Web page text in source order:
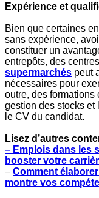
Expérience et
Bien que certaines
sans expérience,
constituer un
entrepôts, des
supermarchés peut
nécessaires pour
outre, des
gestion des stocks et
le CV du candidat.
Lisez d’autres
– Emplois dans les
booster votre
– Comment
montre vos